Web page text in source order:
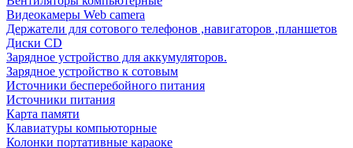
Видеокамеры Web camera
Держатели для сотового телефонов ,навигаторов ,планшетов
Диски CD
Зарядное устройство для аккумуляторов.
Зарядное устройство к сотовым
Источники бесперебойного питания
Источники питания
Карта памяти
Клавиатуры компьюторные
Колонки портативные караоке